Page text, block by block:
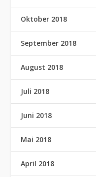
Oktober 2018
September 2018
August 2018
Juli 2018
Juni 2018
Mai 2018
April 2018